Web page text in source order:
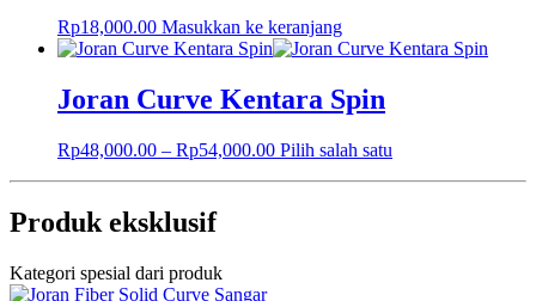
Rp18,000.00 Masukkan ke keranjang
Joran Curve Kentara Spin
Rp48,000.00 – Rp54,000.00 Pilih salah satu
Produk eksklusif
Kategori spesial dari produk